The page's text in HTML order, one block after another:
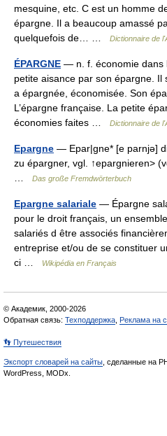
mesquine, etc. C est un homme
épargne. Il a beaucoup amassé
quelquefois de… …
Dictionnaire de
ÉPARGNE — n. f. économie dans
petite aisance par son épargne. Il
a épargnée, économisée. Son
L’épargne française. La petite
économies faites …
Dictionnaire de
Epargne — Epar|gne* [e parnjə]
zu épargner, vgl. ↑epargnieren>
Das große Fremdwörterbuch
Epargne salariale — Épargne
pour le droit français, un
salariés d être associés
entreprise et/ou de se constituer
ci …
Wikipédia en Français
© Академик, 2000-2026
Обратная связь: Техподдержка Реклама на
👣 Путешествия
Экспорт словарей на сайты , сделанные на
WordPress, MODx.